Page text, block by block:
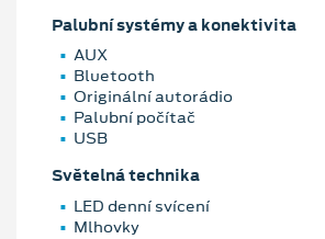
Palubní systémy a konektivita
AUX
Bluetooth
Originální autorádio
Palubní počítač
USB
Světelná technika
LED denní svícení
Mlhovky